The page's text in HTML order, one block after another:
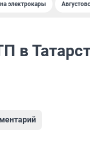
электрокары
в